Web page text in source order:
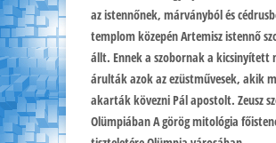
az istennőnek, márványból és
templom közepén Artemisz istennő
állt. Ennek a szobornak a kicsinyített
árulták azok az ezüstművesek, akik
akarták kövezni Pál apostolt. Zeusz
Olümpiában A görög mitológia